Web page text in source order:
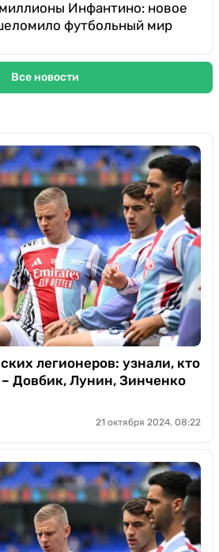
Инфантино: новое
футбольный мир
Все новости
легионеров: узнали, кто
Довбик, Лунин, Зинченко
21 октября 2024, 08:22